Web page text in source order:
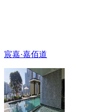
宸嘉·嘉佰道